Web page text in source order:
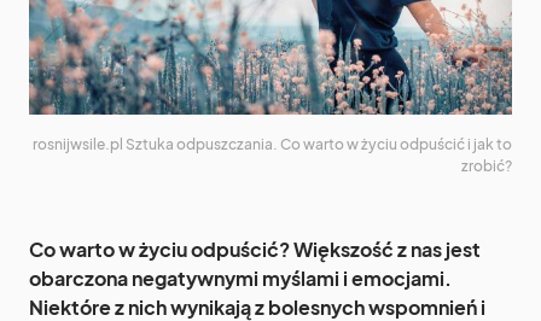
rosnijwsile.pl Sztuka odpuszczania. Co warto w życiu odpuścić i jak to
zrobić?
Co warto w życiu odpuścić? Większość z nas jest
obarczona negatywnymi myślami i emocjami.
Niektóre z nich wynikają z bolesnych wspomnień i